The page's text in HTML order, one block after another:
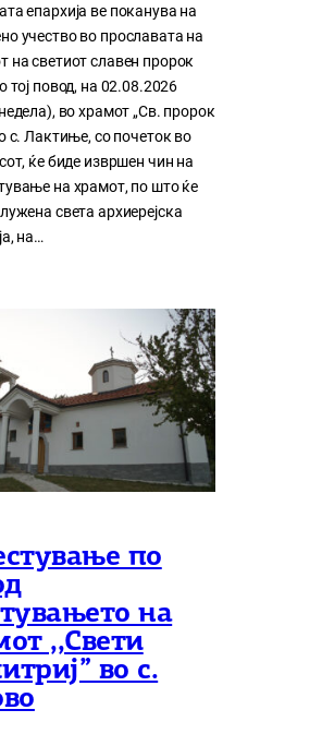
епархија ве поканува на
учество во прославата на
на светиот славен пророк
тој повод, на 02.08.2026
во храмот „Св. пророк
с. Лактиње, со почеток во
ќе биде извршен чин на
на храмот, по што ќе
света архиерејска
на…
по
на
,,Свети
во с.